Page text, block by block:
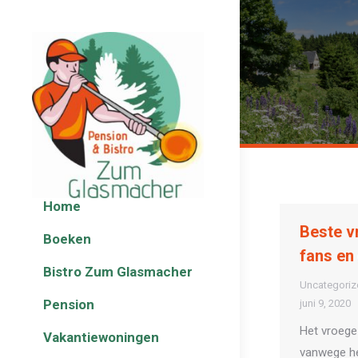
Home
Boeken
Bistro Zum Glasmacher
Pension
Vakantiewoningen
Beste
fans en
juni 9, 2020
Het
vanwege